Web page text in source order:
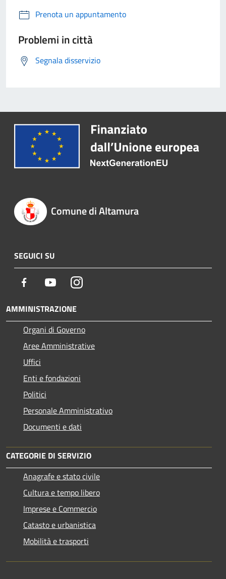
Prenota un appuntamento
Problemi in città
Segnala disservizio
Comune di Altamura
SEGUICI SU
Facebook YoutubeInstagram
AMMINISTRAZIONE
Organi di Governo
Aree Amministrative
Uffici
Enti e fondazioni
Politici
Personale Amministrativo
Documenti e dati
CATEGORIE DI SERVIZIO
Anagrafe e stato civile
Cultura e tempo libero
Imprese e Commercio
Catasto e urbanistica
Mobilità e trasporti